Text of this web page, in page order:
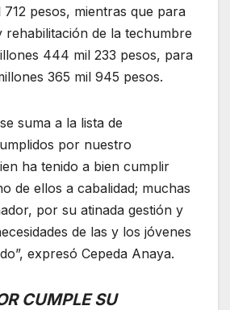
712 pesos, mientras que para
rehabilitación de la techumbre
444 mil 233 pesos, para
365 mil 945 pesos.
suma a la lista de
por nuestro
ha tenido a bien cumplir
de ellos a cabalidad; muchas
por su atinada gestión y
de las y los jóvenes
expresó Cepeda Anaya.
CUMPLE SU